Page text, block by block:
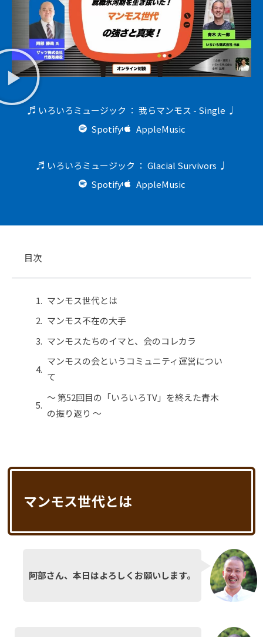
♬ いろいろミュージック ： 我らマンモス - Single ♩
Spotify
AppleMusic
♬ いろいろミュージック ： Glacial Survivors ♩
Spotify
AppleMusic
目次
マンモス世代とは
マンモス不在の大手
マンモスたちのイマと、会のコレカラ
マンモスの会というコミュニティ運営につい
て
〜 第52回目の「いろいろTV」を終えた青木
の振り返り 〜
マンモス世代とは
阿部さん、本日はよろしくお願いします。